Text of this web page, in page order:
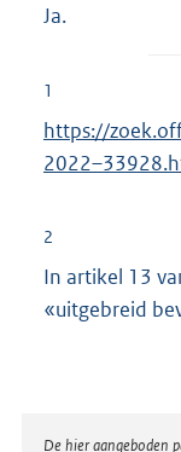
Ja.
1
https://
2
In artikel 13
«uitgebreid
De hier aangeboden